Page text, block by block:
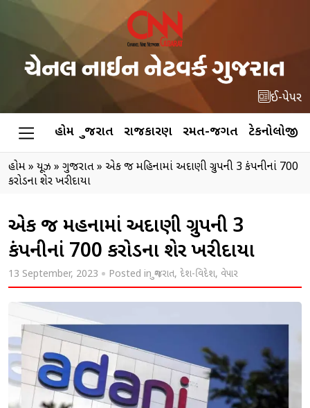
ઈ-પેપર
હોમ ગુજરાત રાજકારણ રમત-જગત ટેકનોલોજી
હોમ» ન્યૂઝ » ગુજરાત» એક જ મહિનામાં અદાણી ગ્રુપની 3 કંપનીનાં 700
કરોડના શેર ખરીદાયા
એક જ મહિનામાં અદાણી ગ્રુપની 3
કંપનીનાં 700 કરોડના શેર ખરીદાયા
13 September, 2023 Posted inગુજરાત, દેશ-વિદેશ, વેપાર